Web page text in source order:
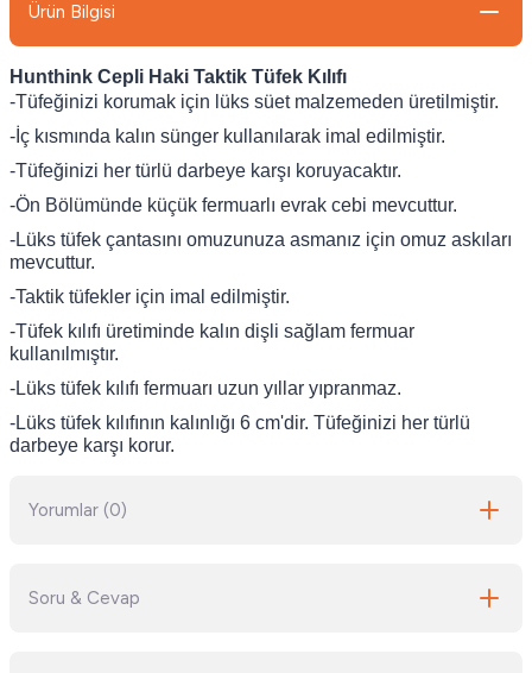
Ürün Bilgisi
Hunthink Cepli Haki Taktik Tüfek Kılıfı
-Tüfeğinizi korumak için lüks süet malzemeden üretilmiştir.
-İç kısmında kalın sünger kullanılarak imal edilmiştir.
-Tüfeğinizi her türlü darbeye karşı koruyacaktır.
-Ön Bölümünde küçük fermuarlı evrak cebi mevcuttur.
-Lüks tüfek çantasını omuzunuza asmanız için omuz askıları
mevcuttur.
-Taktik tüfekler için imal edilmiştir.
-Tüfek kılıfı üretiminde kalın dişli sağlam fermuar
kullanılmıştır.
-Lüks tüfek kılıfı fermuarı uzun yıllar yıpranmaz.
-Lüks tüfek kılıfının kalınlığı 6 cm'dir. Tüfeğinizi her türlü
darbeye karşı korur.
Yorumlar (0)
Soru & Cevap